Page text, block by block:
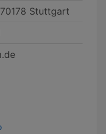
Stuttgart